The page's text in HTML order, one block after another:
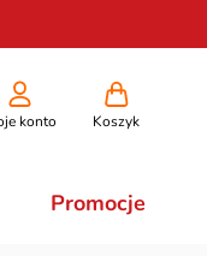
konto Koszyk
Promocje